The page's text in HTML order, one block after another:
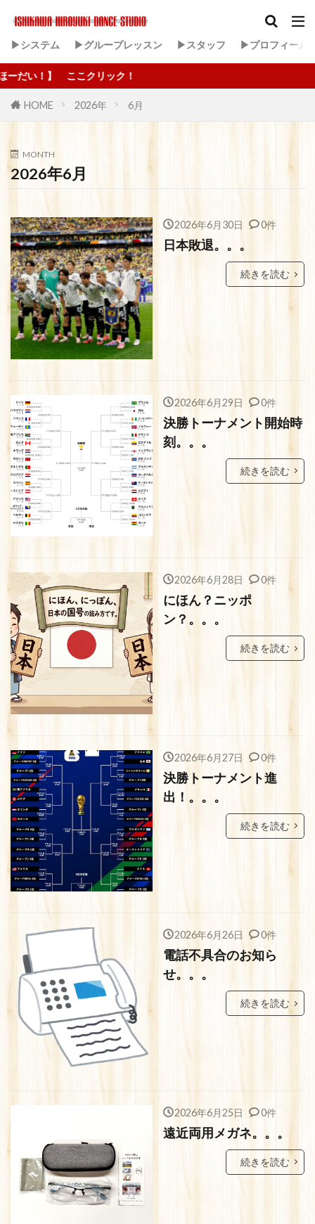
▶システム ▶グループレッスン ▶スタッフ ▶プロフィール
ここクリック！
HOME 2026年 6月
MONTH
2026年6月
2026年6月30日 0件
日本敗退。。。
続きを読む
2026年6月29日 0件
決勝トーナメント開始時
刻。。。
続きを読む
2026年6月28日 0件
にほん？ニッポ
ン？。。。
続きを読む
2026年6月27日 0件
決勝トーナメント進
出！。。。
続きを読む
2026年6月26日 0件
電話不具合のお知ら
せ。。。
続きを読む
2026年6月25日 0件
遠近両用メガネ。。。
続きを読む